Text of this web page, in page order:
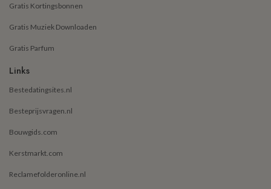
Gratis Kortingsbonnen
Gratis Muziek Downloaden
Gratis Parfum
Links
Bestedatingsites.nl
Besteprijsvragen.nl
Bouwgids.com
Kerstmarkt.com
Reclamefolderonline.nl